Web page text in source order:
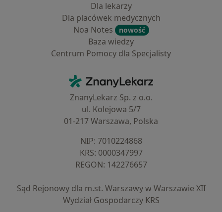
Dla lekarzy
Dla placówek medycznych
Noa Notes
nowość
Baza wiedzy
Centrum Pomocy dla Specjalisty
ZnanyLekarz - Strona główna
ZnanyLekarz Sp. z o.o.
ul. Kolejowa 5/7
01-217 Warszawa, Polska
NIP: ⁠7010224868
KRS: ⁠0000347997
REGON: ⁠142276657
Sąd Rejonowy dla m.st. Warszawy w Warszawie XII
Wydział Gospodarczy KRS